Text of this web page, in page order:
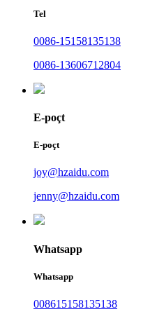
Tel
0086-15158135138
0086-13606712804
E-poçt
E-poçt
joy@hzaidu.com
jenny@hzaidu.com
Whatsapp
Whatsapp
008615158135138